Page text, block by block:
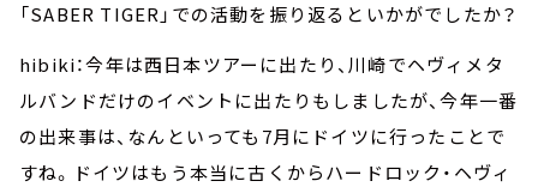
「SABER TIGER」での活動を振り返るといかがでしたか？
hibiki：今年は西日本ツアーに出たり、川崎でヘヴィメタ
ルバンドだけのイベントに出たりもしましたが、今年一番
の出来事は、なんといっても7月にドイツに行ったことで
すね。ドイツはもう本当に古くからハードロック・ヘヴィ